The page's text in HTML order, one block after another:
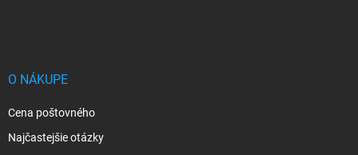
O NÁKUPE
Cena poštovného
Najčastejšie otázky